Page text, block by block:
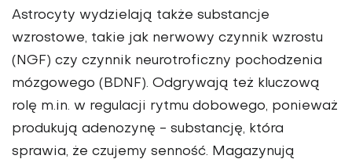
Astrocyty wydzielają także substancje
wzrostowe, takie jak nerwowy czynnik wzrostu
(NGF) czy czynnik neurotroficzny pochodzenia
mózgowego (BDNF). Odgrywają też kluczową
rolę m.in. w regulacji rytmu dobowego, ponieważ
produkują adenozynę - substancję, która
sprawia, że czujemy senność. Magazynują